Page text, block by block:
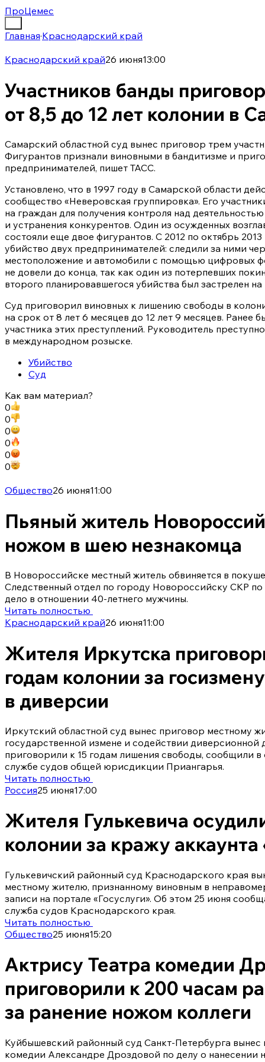
ПроЦемес
Главная·Краснодарский край
Краснодарский край26 июня13:00
Участников банды
от 8,5 до 12 лет колонии в
Самарский областной суд вынес приговор трем
Фигурантов признали виновными в бандитизме и
предпринимателей, пишет ТАСС.
Установлено, что в 1997 году в Самарской области
сообщество «Неверовская группировка». Его
на граждан для получения контроля над
и устранения конкурентов. Один из осужденных
состояли еще двое фигурантов. С 2012 по октябрь
убийство двух предпринимателей: следили за ними
местоположение и автомобили с помощью цифровых
не довели до конца, так как один из потерпевших
второго планировавшегося убийства был застрелен
Суд приговорил виновных к лишению свободы в
на срок от 8 лет 6 месяцев до 12 лет 9 месяцев. Ранее
участника этих преступлений. Руководитель
в международном розыске.
Убийство
Суд
Как вам материал?
0
0
0
0
0
0
Общество26 июня11:00
Пьяный житель
ножом в шею незнакомца
В Новороссийске местный житель обвиняется в
Следственный отдел по городу Новороссийску СКР
дело в отношении 40-летнего мужчины.
Читать полностью
Краснодарский край26 июня11:00
Жителя Иркутска
годам колонии за
в диверсии
Иркутский областной суд вынес приговор местному
государственной измене и содействии диверсионной
приговорили к 15 годам лишения свободы, сообщили
службе судов общей юрисдикции Приангарья.
Читать полностью
Россия25 июня17:00
Жителя Гулькевича
колонии за кражу аккаунта
Гулькевичский районный суд Краснодарского края
местному жителю, признанному виновным в
записи на портале «Госуслуги». Об этом 25 июня
служба судов Краснодарского края.
Читать полностью
Общество25 июня15:20
Актрису Театра комедии
приговорили к 200 часам
за ранение ножом коллеги
Куйбышевский районный суд Санкт-Петербурга вынес
комедии Александре Дроздовой по делу о нанесении